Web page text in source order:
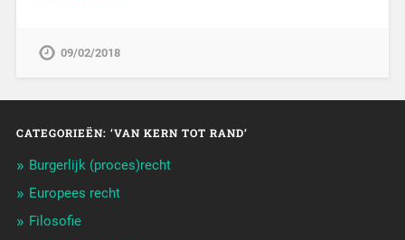
09/02/2018
CATEGORIEËN: ‘VAN KERN TOT RAND’
Burgerlijk (proces)recht
Europees recht
Filosofie